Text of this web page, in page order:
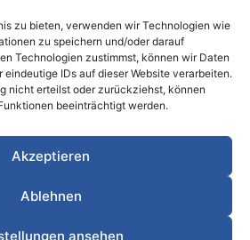
zu bieten, verwenden wir Technologien wie
zu speichern und/oder darauf
Technologien zustimmst, können wir Daten
IDs auf dieser Website verarbeiten.
nicht erteilst oder zurückziehst, können
beeinträchtigt werden.
Akzeptieren
Ablehnen
ansehen
KATEGORIEN
Business
Einkauf & Beschaffung
& Vorsorge
Personal & HR Planung & Strategie